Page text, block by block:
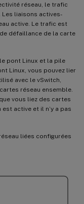
réseau, le trafic
Les liaisons actives-
active. Le trafic est
défaillance de la carte
pont Linux et la pile
Linux, vous pouvez lier
avec le vSwitch,
réseau ensemble.
vous liez des cartes
active et il n’y a pas
liées configurées